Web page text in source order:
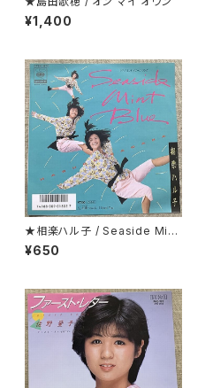
¥1,400
★相楽ハル子 / Seaside Mint
Blue
¥650